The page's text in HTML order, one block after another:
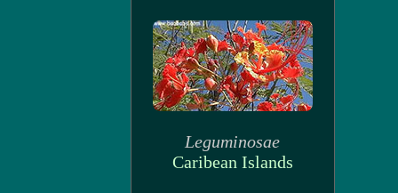
Leguminosae
Caribean Islands